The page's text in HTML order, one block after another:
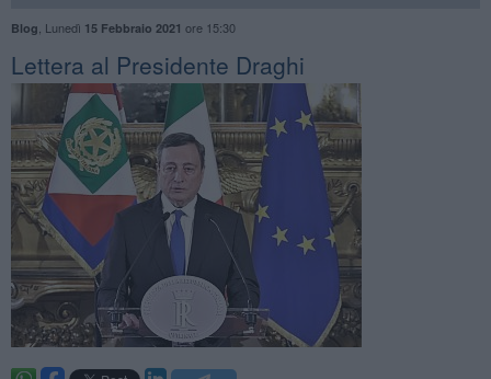
Blog Lunedì 15 Febbraio 2021 ore 15:30
Lettera al Presidente Draghi